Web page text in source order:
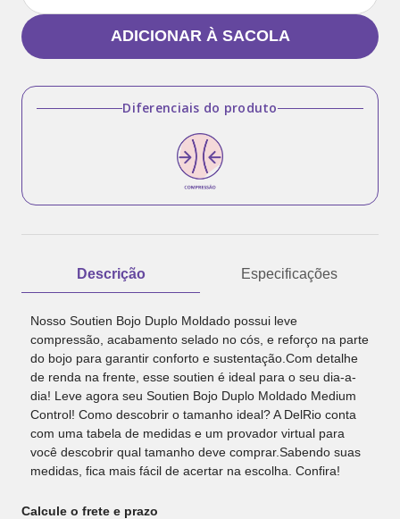
ADICIONAR À SACOLA
Diferenciais do produto
Descrição Especificações
Nosso Soutien Bojo Duplo Moldado possui leve
compressão, acabamento selado no cós, e reforço na parte
do bojo para garantir conforto e sustentação.Com detalhe
de renda na frente, esse soutien é ideal para o seu dia-a-
dia! Leve agora seu Soutien Bojo Duplo Moldado Medium
Control! Como descobrir o tamanho ideal? A DelRio conta
com uma tabela de medidas e um provador virtual para
você descobrir qual tamanho deve comprar.Sabendo suas
medidas, fica mais fácil de acertar na escolha. Confira!
Calcule o frete e prazo